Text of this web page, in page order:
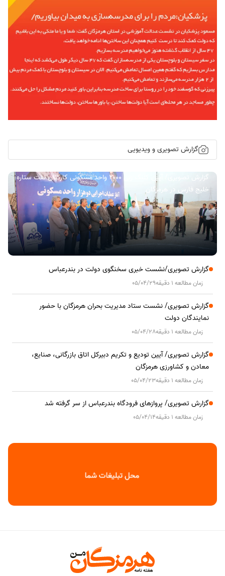
گزارش تصویری و ویدیویی
گزارش تصویری/ آیین کلنگ زنی ۲۰۰۰ واحد مسکونی کارکنان نفت ستاره
خلیج فارس در هرمزگان
گزارش تصویری/نشست خبری سخنگوی دولت در بندرعباس
زمان مطالعه 1 دقیقه 05/04/29
گزارش تصویری/ نشست ستاد مدیریت بحران هرمزگان با حضور
نمایندگان دولت
زمان مطالعه 1 دقیقه 05/04/28
گزارش تصویری/ آیین تودیع و تکریم دبیرکل اتاق بازرگانی، صنایع،
معادن و کشاورزی هرمزگان
زمان مطالعه 1 دقیقه 05/04/23
گزارش تصویری/ پروازهای فرودگاه بندرعباس از سر گرفته شد
زمان مطالعه 1 دقیقه 05/04/14